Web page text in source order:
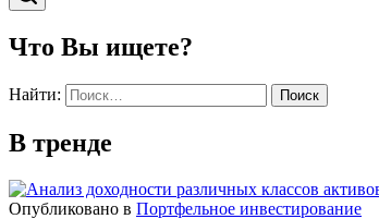
Что Вы ищете?
Найти:
В тренде
Опубликовано в Портфельное инвестирование